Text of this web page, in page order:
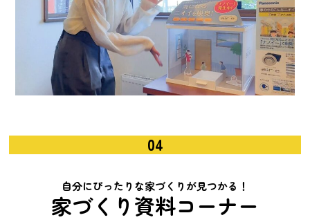
04
自分にぴったりな家づくりが見つかる！
家づくり資料コーナー